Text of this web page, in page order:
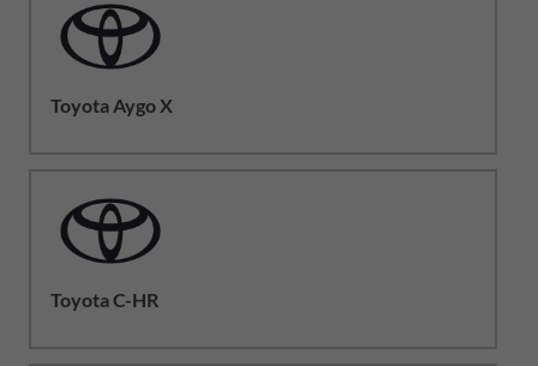
Toyota Aygo X
Toyota C-HR